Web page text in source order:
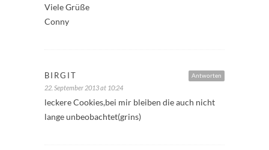
Viele Grüße
Conny
Antworten
BIRGIT
22. September 2013 at 10:24
leckere Cookies,bei mir bleiben die auch nicht
lange unbeobachtet(grins)